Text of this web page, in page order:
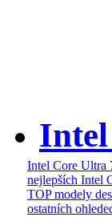
Intel Core Ultra
nejlepších Intel
TOP modely
ostatních